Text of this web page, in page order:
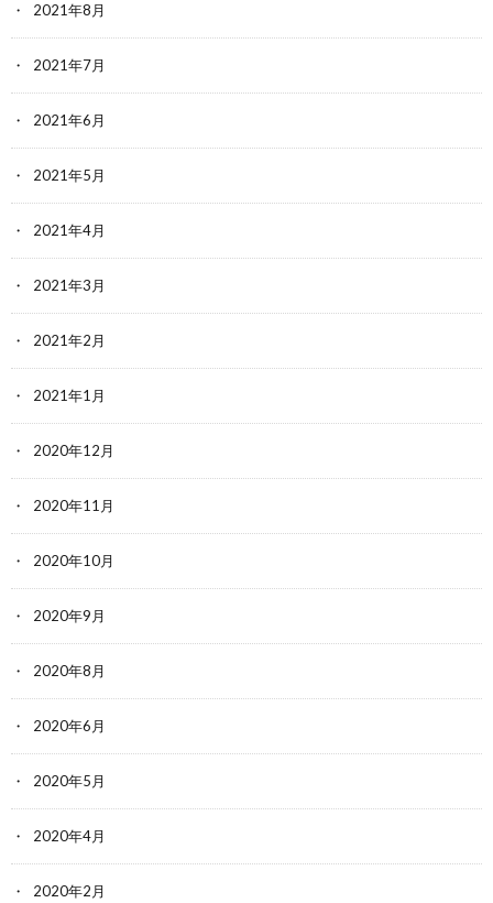
2021年8月
2021年7月
2021年6月
2021年5月
2021年4月
2021年3月
2021年2月
2021年1月
2020年12月
2020年11月
2020年10月
2020年9月
2020年8月
2020年6月
2020年5月
2020年4月
2020年2月